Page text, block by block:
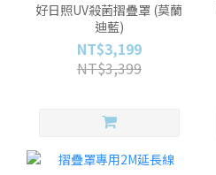
好日照UV殺菌摺疊罩 (莫蘭
迪藍)
NT$3,199
NT$3,399